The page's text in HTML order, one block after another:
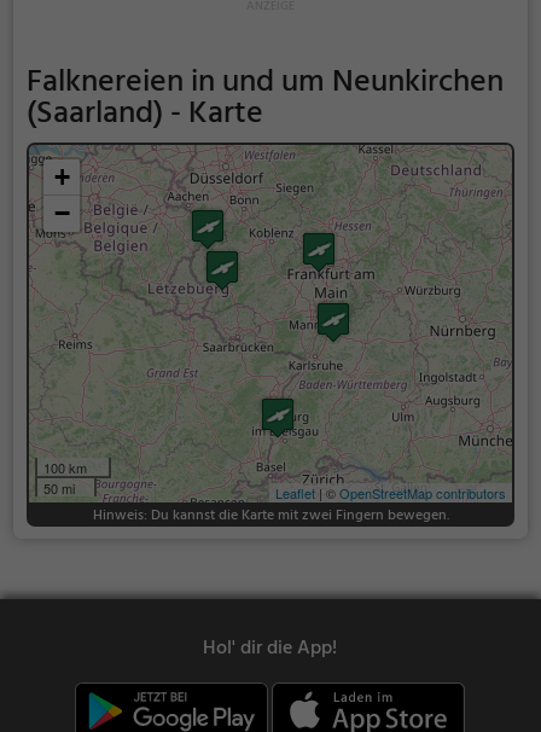
Falknereien in und um Neunkirchen
(Saarland) - Karte
+
−
100 km
50 mi
Leaflet | ©OpenStreetMap contributors
Hinweis: Du kannst die Karte mit zwei Fingern bewegen.
Hol' dir die App!